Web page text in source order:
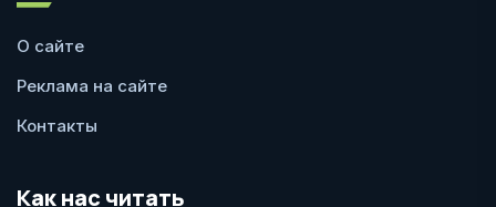
О сайте
Реклама на сайте
Контакты
Как нас читать